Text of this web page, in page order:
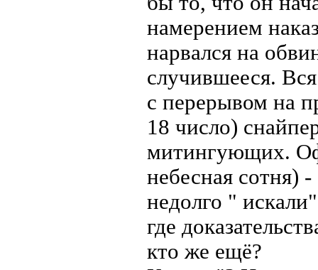
намерением
нарвался на
случившееся. Вся
с перерывом на
18 число)
митингующих.
небесная сотня)
недолго "
где
кто же ещё?